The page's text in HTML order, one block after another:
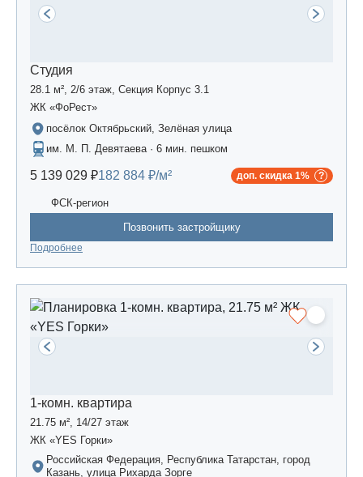
Студия
28.1 м², 2/6 этаж, Секция Корпус 3.1
ЖК «ФоРест»
посёлок Октябрьский, Зелёная улица
им. М. П. Девятаева · 6 мин. пешком
5 139 029 ₽182 884 ₽/м² доп. скидка 1%
ФСК-регион
Позвонить застройщику
Подробнее
1-комн. квартира
21.75 м², 14/27 этаж
ЖК «YES Горки»
Российская Федерация, Республика Татарстан, город
Казань, улица Рихарда Зорге